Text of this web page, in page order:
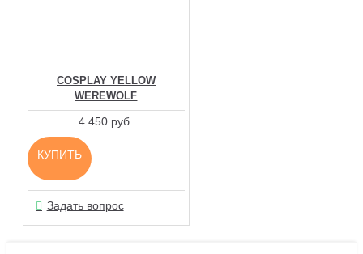
COSPLAY YELLOW
WEREWOLF
4 450 руб.
КУПИТЬ
Задать вопрос